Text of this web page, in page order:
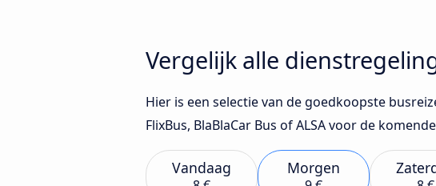
Vergelijk alle
Hier is een selectie van de goedkoopste
FlixBus, BlaBlaCar Bus of ALSA voor de
Vandaag Morgen